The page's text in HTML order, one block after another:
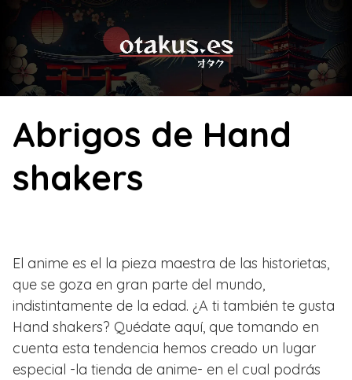
content
Abrigos de Hand
shakers
El anime es el la pieza maestra de las historietas,
que se goza en gran parte del mundo,
indistintamente de la edad. ¿A ti también te gusta
Hand shakers? Quédate aquí, que tomando en
cuenta esta tendencia hemos creado un lugar
especial -la tienda de anime- en el cual podrás